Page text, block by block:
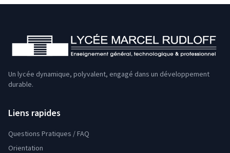
Un lycée dynamique, polyvalent, engagé dans un développement
durable.
Liens rapides
Questions Pratiques / FAQ
Orientation